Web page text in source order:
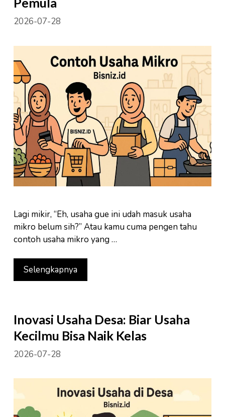
2026-07-28
Lagi mikir, “Eh, usaha gue ini udah masuk usaha
mikro belum sih?” Atau kamu cuma pengen tahu
contoh usaha mikro yang …
Selengkapnya
Inovasi Usaha Desa: Biar Usaha
Kecilmu Bisa Naik Kelas
2026-07-28